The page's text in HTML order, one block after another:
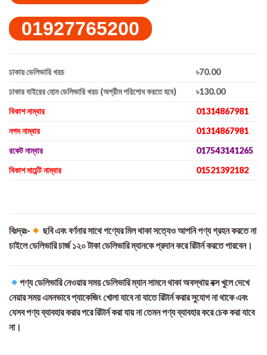
01927765200
ঢাকায় ডেলিভারি খরচ
৳70.00
ঢাকার বাইরের হোম ডেলিভারি খরচ (অগ্রীম পরিশোধ করতে হবে)
৳130.00
বিকাশ নাম্বার
01314867981
নগদ নাম্বার
01314867981
রকেট নাম্বার
017543141265
বিকাশ মার্চেন্ট নাম্বার
01521392182
বিঃদ্রঃ-
ছবি এবং বর্ণনার সাথে পণ্যের মিল থাকা সত্যেও আপনি পণ্য গ্রহন করতে না
চাইলে ডেলিভারি চার্জ ১২০ টাকা ডেলিভারি ম্যানকে প্রদান করে রিটার্ন করতে পারবেন।
পণ্য ডেলিভারি নেওয়ার সময় ডেলিভারি ম্যান সামনে থাকা অবস্থায় বক্স খুলে দেখে
নেয়ার সময় এমনভাবে প্যাকেজিং খোলা যাবে না যাতে রিটার্ন করার সুযোগ না থাকে এবং
যেসব পণ্য ব্যাবহার করার পরে রিটার্ন করা যায় না তেমন পণ্য ব্যাবহার করে চেক করা যাবে
না।